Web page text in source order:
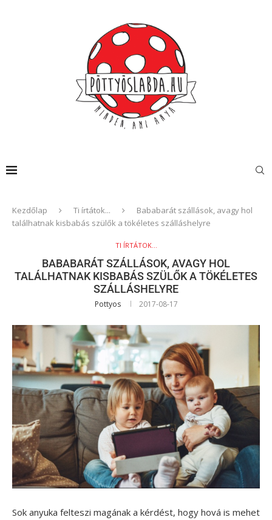
Kezdőlap Ti írtátok...
Bababarát szállások, avagy hol
találhatnak kisbabás szülők a tökéletes szálláshelyre
TI ÍRTÁTOK...
BABABARÁT SZÁLLÁSOK, AVAGY HOL
TALÁLHATNAK KISBABÁS SZÜLŐK A TÖKÉLETES
SZÁLLÁSHELYRE
Pottyos 2017-08-17
Sok anyuka felteszi magának a kérdést, hogy hová is mehet